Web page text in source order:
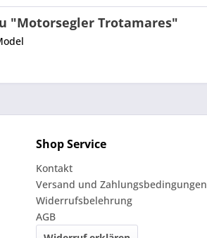
"Motorsegler Trotamares"
Shop Service
Kontakt
Versand und Zahlungsbedingungen
Widerrufsbelehrung
AGB